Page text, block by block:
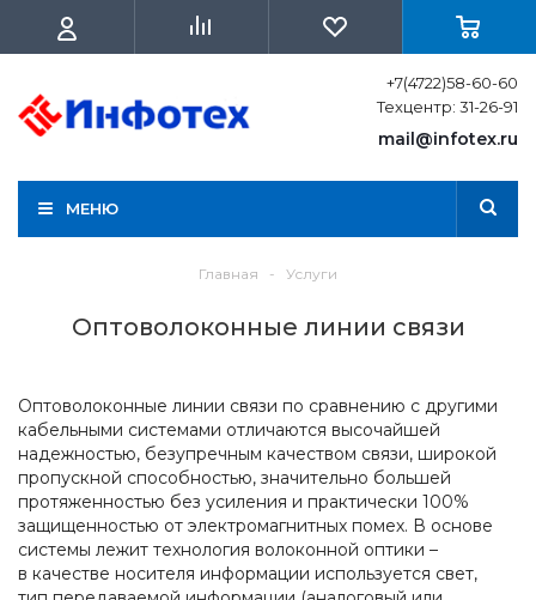
+7(4722)58-60-60
Техцентр: 31-26-91
mail@infotex.ru
МЕНЮ
Главная - Услуги
Оптоволоконные линии связи
Оптоволоконные линии связи по сравнению с другими
кабельными системами отличаются высочайшей
надежностью, безупречным качеством связи, широкой
пропускной способностью, значительно большей
протяженностью без усиления и практически 100%
защищенностью от электромагнитных помех. В основе
системы лежит технология волоконной оптики –
в качестве носителя информации используется свет,